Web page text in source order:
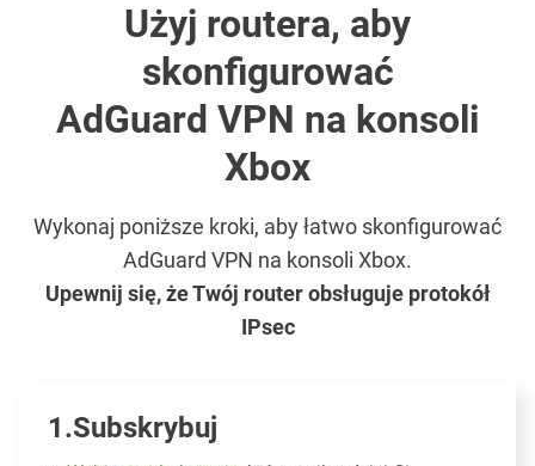
Użyj routera, aby
skonfigurować
AdGuard VPN na konsoli
Xbox
Wykonaj poniższe kroki, aby łatwo skonfigurować
AdGuard VPN na konsoli Xbox.
Upewnij się, że Twój router obsługuje protokół
IPsec
Subskrybuj